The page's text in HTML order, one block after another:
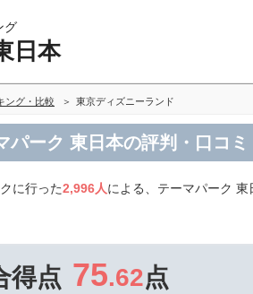
グ
日本
ング・比較 東京ディズニーランド
パーク 東日本の評判・口コミ
に行った2,996人による、テーマパーク
得点 75.62点